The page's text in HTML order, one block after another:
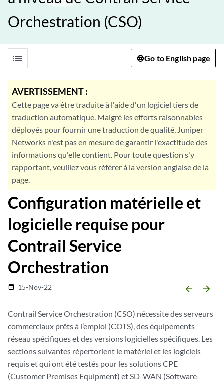
Orchestration (CSO)
list Go to English page
AVERTISSEMENT :
Cette page va être traduite à l'aide d'un logiciel tiers de
traduction automatique. Malgré les efforts raisonnables
déployés pour fournir une traduction de qualité, Juniper
Networks n'est pas en mesure de garantir l'exactitude des
informations qu'elle contient. Pour toute question s'y
rapportant, veuillez vous référer à la version anglaise de la
page.
Configuration matérielle et
logicielle requise pour
Contrail Service
Orchestration
date_range 15-Nov-22 arrow_backward arrow_forward
Contrail Service Orchestration (CSO) nécessite des serveurs
commerciaux prêts à l’emploi (COTS), des équipements
réseau spécifiques et des versions logicielles spécifiques. Les
sections suivantes répertorient le matériel et les logiciels
requis et qui ont été testés pour les solutions CPE
(Customer Premises Equipment) et SD-WAN (Software-